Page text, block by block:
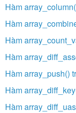
Hàm
Hàm
Hàm
Hàm
Hàm array_push()
Hàm
Hàm